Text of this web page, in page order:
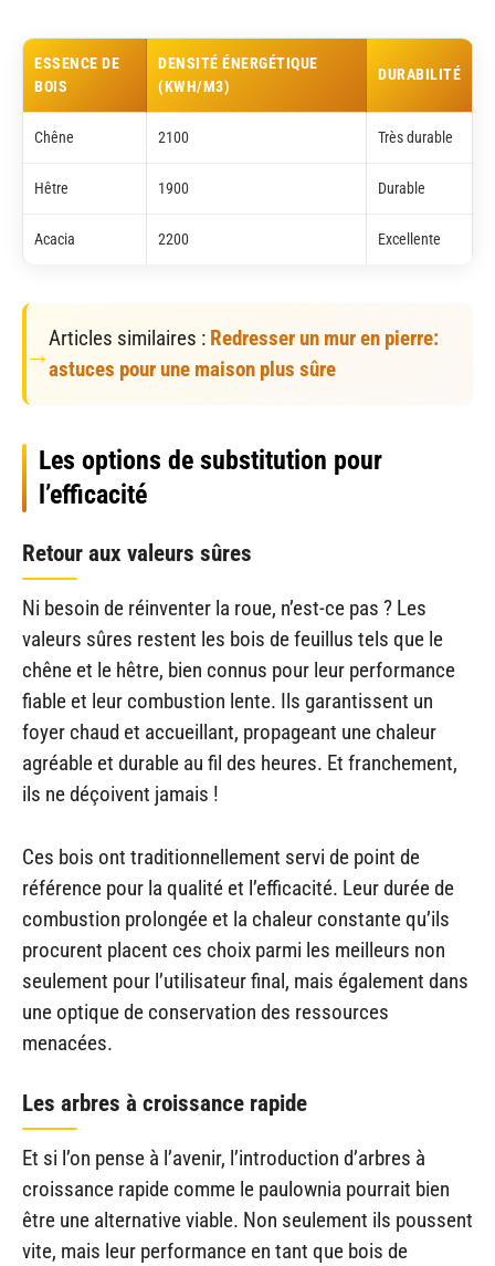
ESSENCE DE
BOIS
DENSITÉ ÉNERGÉTIQUE
(KWH/M3)
DURABILITÉ
Chêne 2100 Très durable
Hêtre 1900 Durable
Acacia 2200 Excellente
Articles similaires : Redresser un mur en pierre:
astuces pour une maison plus sûre
Les options de substitution pour
l’efficacité
Retour aux valeurs sûres
Ni besoin de réinventer la roue, n’est-ce pas ? Les
valeurs sûres restent les bois de feuillus tels que le
chêne et le hêtre, bien connus pour leur performance
fiable et leur combustion lente. Ils garantissent un
foyer chaud et accueillant, propageant une chaleur
agréable et durable au fil des heures. Et franchement,
ils ne déçoivent jamais !
Ces bois ont traditionnellement servi de point de
référence pour la qualité et l’efficacité. Leur durée de
combustion prolongée et la chaleur constante qu’ils
procurent placent ces choix parmi les meilleurs non
seulement pour l’utilisateur final, mais également dans
une optique de conservation des ressources
menacées.
Les arbres à croissance rapide
Et si l’on pense à l’avenir, l’introduction d’arbres à
croissance rapide comme le paulownia pourrait bien
être une alternative viable. Non seulement ils poussent
vite, mais leur performance en tant que bois de